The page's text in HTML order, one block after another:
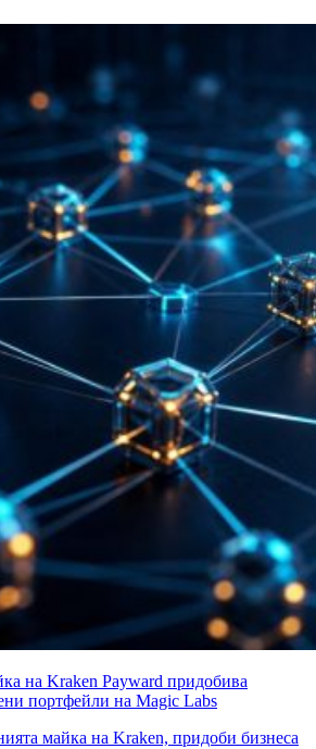
на Kraken Payward придобива
портфейли на Magic Labs
майка на Kraken, придоби бизнеса